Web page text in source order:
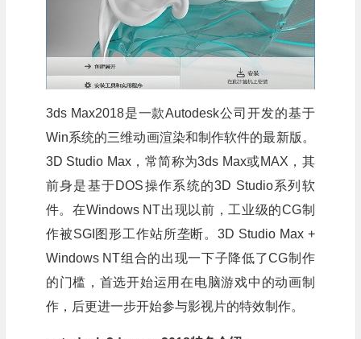
3ds Max2018是一款Autodesk公司开发的基于
Win系统的三维动画渲染和制作软件的最新版。
3D Studio Max，常简称为3ds Max或MAX，其
前身是基于DOS操作系统的3D Studio系列软
件。在Windows NT出现以前，工业级的CG制
作被SGI图形工作站所垄断。3D Studio Max +
Windows NT组合的出现一下子降低了CG制作
的门槛，首选开始运用在电脑游戏中的动画制
作，后更进一步开始参与影视片的特效制作。